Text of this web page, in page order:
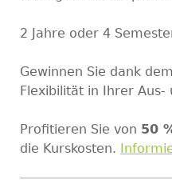
2 Jahre oder 4
Gewinnen Sie dank
Flexibilität in Ihrer Aus-
Profitieren Sie von 50
die Kurskosten.